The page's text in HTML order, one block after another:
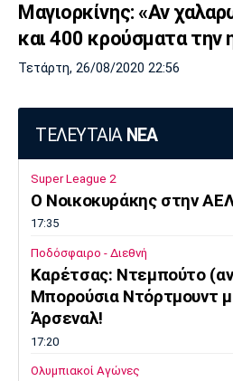
Μαγιορκίνης: «Αν
και 400 κρούσματα την
Τετάρτη, 26/08/2020 22:56
ΤΕΛΕΥΤΑΙΑ ΝΕΑ
Super League 2
O Noικοκυράκης στην
17:35
Ποδόσφαιρο - Διεθνή
Kαρέτσας: Ντεμπούτο
Μπορούσια Ντόρτμουντ
Άρσεναλ!
17:20
Ολυμπιακοί Αγώνες